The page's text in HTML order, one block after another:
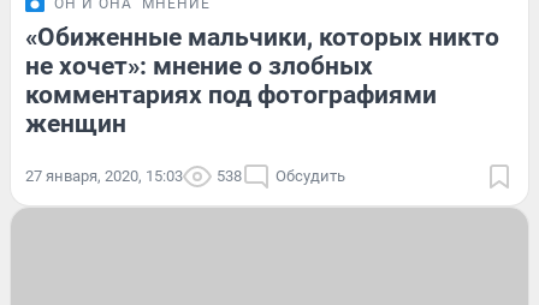
ОН И ОНА МНЕНИЕ
«Обиженные мальчики, которых никто
не хочет»: мнение о злобных
комментариях под фотографиями
женщин
27 января, 2020, 15:03 538 Обсудить